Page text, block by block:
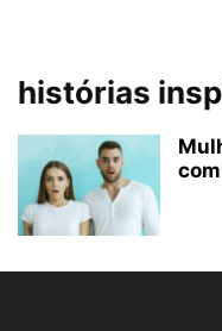
histórias